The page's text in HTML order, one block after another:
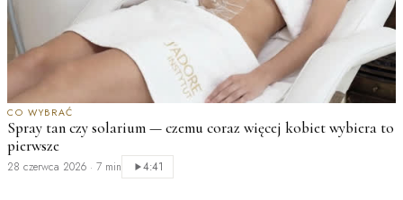
CO WYBRAĆ
Spray tan czy solarium — czemu coraz więcej kobiet wybiera to
pierwsze
28 czerwca 2026 · 7 min 4:41